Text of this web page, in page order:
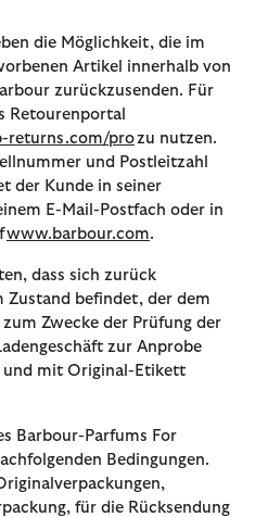
die Möglichkeit, die im
Artikel innerhalb von
zurückzusenden. Für
Retourenportal
returns.com/prozu nutzen.
und Postleitzahl
der Kunde in seiner
E-Mail-Postfach oder in
www.barbour.com.
dass sich zurück
Zustand befindet, der dem
Zwecke der Prüfung der
zur Anprobe
mit Original-Etikett
Barbour-Parfums For
Bedingungen.
für die Rücksendung